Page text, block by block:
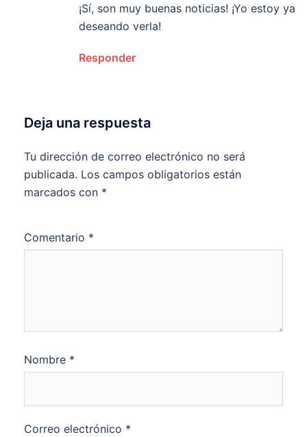
¡Sí, son muy buenas noticias! ¡Yo estoy ya
deseando verla!
Responder
Deja una respuesta
Tu dirección de correo electrónico no será
publicada. Los campos obligatorios están
marcados con *
Comentario *
Nombre *
Correo electrónico *